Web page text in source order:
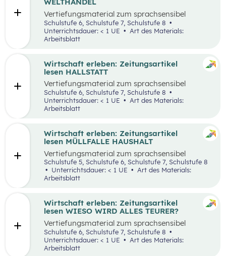
WELTHANDEL
Vertiefungsmaterial zum sprachsensibel
aufbereiteten Zeitungsartikel “Panamakanal
bremst Welthandel”.
Schulstufe 6, Schulstufe 7, Schulstufe 8
Unterrichtsdauer: < 1 UE
Arbeitsblatt
Wirtschaft erleben: Zeitungsartikel
lesen HALLSTATT
Vertiefungsmaterial zum sprachsensibel
aufbereiteten Zeitungsartikel “Hallstatt geht
über, Hallstätter gehen unter”.
Schulstufe 6, Schulstufe 7, Schulstufe 8
Unterrichtsdauer: < 1 UE
Arbeitsblatt
Wirtschaft erleben: Zeitungsartikel
lesen MÜLLFALLE HAUSHALT
Vertiefungsmaterial zum sprachsensibel
aufbereiteten Zeitungsartikel “Müllfalle
Haushalt”.
Schulstufe 5, Schulstufe 6, Schulstufe 7, Schulstufe 8
Unterrichtsdauer: < 1 UE
Art des Materials:
Arbeitsblatt
Wirtschaft erleben: Zeitungsartikel
lesen WIESO WIRD ALLES TEURER?
Vertiefungsmaterial zum sprachsensibel
aufbereiteten Zeitungsartikel “Wieso wird alles
teurer?”.
Schulstufe 6, Schulstufe 7, Schulstufe 8
Unterrichtsdauer: < 1 UE
Arbeitsblatt